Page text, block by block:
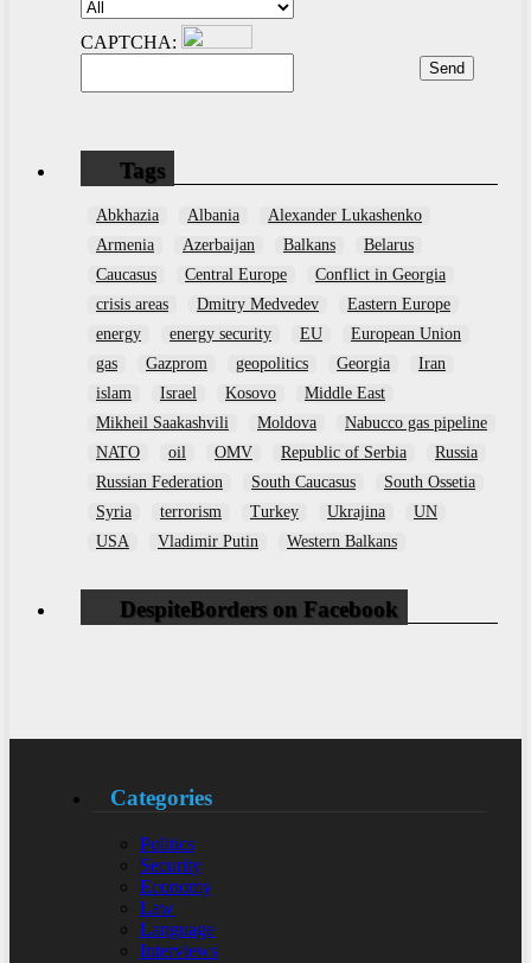
CAPTCHA:
Tags
Abkhazia Albania
Alexander Lukashenko
Armenia
Azerbaijan Balkans
Belarus
Caucasus
Central Europe
Conflict in Georgia
crisis areas
Dmitry Medvedev
Eastern Europe
energy
energy security EU
European Union
gas
Gazprom geopolitics Georgia
Iran
islam
Israel Kosovo
Middle East
Mikheil Saakashvili
Moldova
Nabucco gas pipeline
NATO
oil OMV Republic of Serbia
Russia
Russian Federation
South Caucasus
South Ossetia
Syria
terrorism Turkey Ukrajina
UN
USA
Vladimir Putin Western Balkans
DespiteBorders on Facebook
Categories
Politics
Security
Economy
Law
Language
Interviews